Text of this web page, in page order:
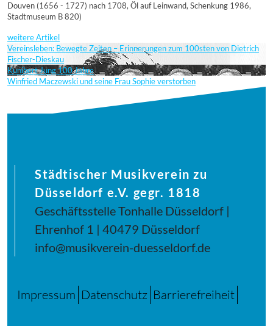
Douven (1656 - 1727) nach 1708, Öl auf Leinwand, Schenkung 1986,
Stadtmuseum B 820)
weitere Artikel
Vereinsleben: Bewegte Zeiten – Erinnerungen zum 100sten von Dietrich
Fischer-Dieskau
Kunibert Jung 100 Jahre
Winfried Maczewski und seine Frau Sophie verstorben
Städtischer Musikverein zu
Düsseldorf e.V. gegr. 1818
Geschäftsstelle Tonhalle Düsseldorf |
Ehrenhof 1 | 40479 Düsseldorf
info@musikverein-duesseldorf.de
Impressum Datenschutz Barrierefreiheit